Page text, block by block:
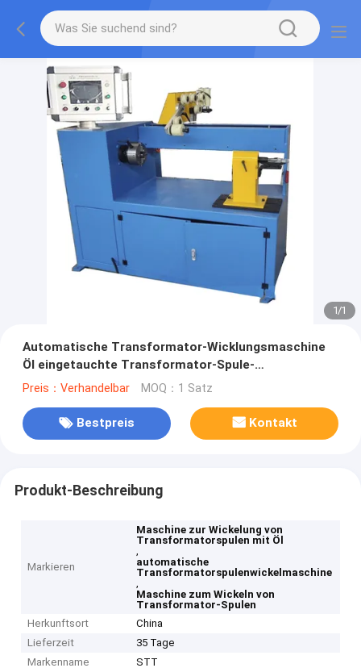
1/1
Automatische Transformator-Wicklungsmaschine
Öl eingetauchte Transformator-Spule-
Wicklungsmaschine
Preis：Verhandelbar MOQ：1 Satz
Bestpreis Kontakt
Produkt-Beschreibung
Markieren
Maschine zur Wickelung von
Transformatorspulen mit Öl
,
automatische
Transformatorspulenwickelmaschine
,
Maschine zum Wickeln von
Transformator-Spulen
Herkunftsort
China
Lieferzeit
35 Tage
Markenname
STT